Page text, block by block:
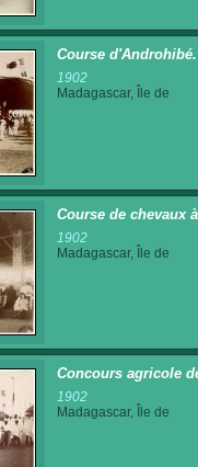
Course
1902
Madagascar, Île de
Course de chevaux
1902
Madagascar, Île de
Concours agricole
1902
Madagascar, Île de